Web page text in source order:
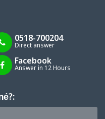
0518-700204
Direct answer
Facebook
Answer in 12 Hours